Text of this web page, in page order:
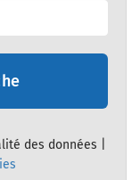
des données